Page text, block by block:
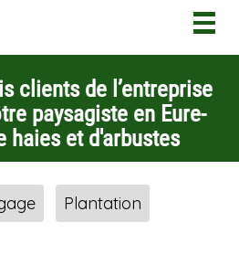
clients de l’entreprise
paysagiste en Eure-
haies et d'arbustes
Plantation